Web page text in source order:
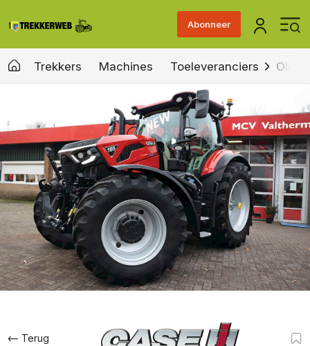
Abonneer
Trekkers Machines Toeleveranciers Old &
Terug